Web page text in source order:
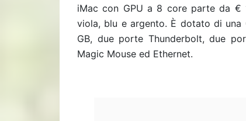
iMac con GPU a 8 core parte da €
viola, blu e argento. È dotato di una
GB, due porte Thunderbolt, due
Magic Mouse ed Ethernet.